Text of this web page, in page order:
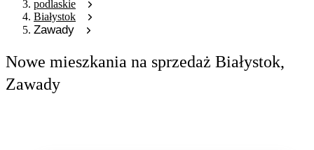
podlaskie
Białystok
Zawady
Nowe mieszkania na sprzedaż Białystok,
Zawady